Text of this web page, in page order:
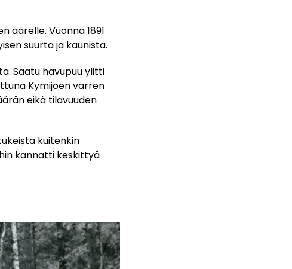
äärelle. Vuonna 1891
suurta ja kaunista.
Saatu havupuu ylitti
Kymijoen varren
eikä tilavuuden
kuitenkin
kannatti keskittyä